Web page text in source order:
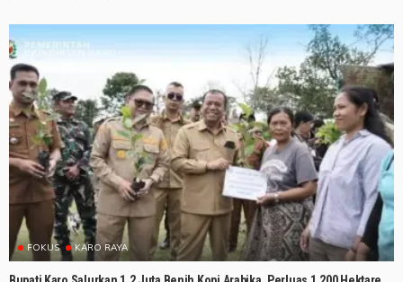
FOKUS KARO RAYA